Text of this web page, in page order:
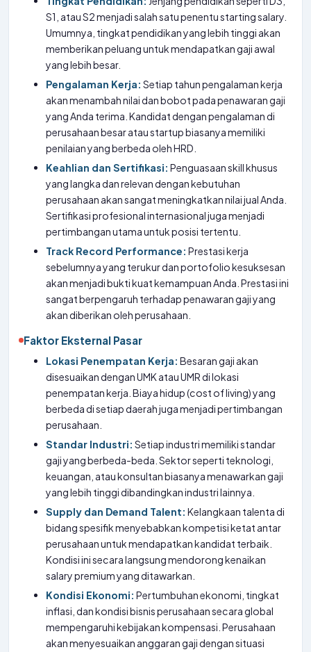
S1, atau S2 menjadi salah satu penentu starting salary.
Umumnya, tingkat pendidikan yang lebih tinggi akan
memberikan peluang untuk mendapatkan gaji awal
yang lebih besar.
Pengalaman Kerja: Setiap tahun pengalaman kerja
akan menambah nilai dan bobot pada penawaran gaji
yang Anda terima. Kandidat dengan pengalaman di
perusahaan besar atau startup biasanya memiliki
penilaian yang berbeda oleh HRD.
Keahlian dan Sertifikasi: Penguasaan skill khusus
yang langka dan relevan dengan kebutuhan
perusahaan akan sangat meningkatkan nilai jual Anda.
Sertifikasi profesional internasional juga menjadi
pertimbangan utama untuk posisi tertentu.
Track Record Performance: Prestasi kerja
sebelumnya yang terukur dan portofolio kesuksesan
akan menjadi bukti kuat kemampuan Anda. Prestasi ini
sangat berpengaruh terhadap penawaran gaji yang
akan diberikan oleh perusahaan.
Faktor Eksternal Pasar
Lokasi Penempatan Kerja: Besaran gaji akan
disesuaikan dengan UMK atau UMR di lokasi
penempatan kerja. Biaya hidup (cost of living) yang
berbeda di setiap daerah juga menjadi pertimbangan
perusahaan.
Standar Industri: Setiap industri memiliki standar
gaji yang berbeda-beda. Sektor seperti teknologi,
keuangan, atau konsultan biasanya menawarkan gaji
yang lebih tinggi dibandingkan industri lainnya.
Supply dan Demand Talent: Kelangkaan talenta di
bidang spesifik menyebabkan kompetisi ketat antar
perusahaan untuk mendapatkan kandidat terbaik.
Kondisi ini secara langsung mendorong kenaikan
salary premium yang ditawarkan.
Kondisi Ekonomi: Pertumbuhan ekonomi, tingkat
inflasi, dan kondisi bisnis perusahaan secara global
mempengaruhi kebijakan kompensasi. Perusahaan
akan menyesuaikan anggaran gaji dengan situasi